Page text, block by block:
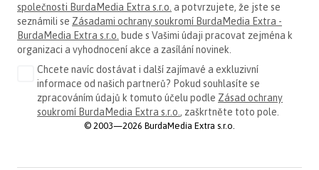
společnosti BurdaMedia Extra s.r.o. a potvrzujete, že jste se
seznámili se Zásadami ochrany soukromí BurdaMedia Extra -
BurdaMedia Extra s.r.o. bude s Vašimi údaji pracovat zejména k
organizaci a vyhodnocení akce a zasílání novinek.
Chcete navíc dostávat i další zajímavé a exkluzivní
informace od našich partnerů? Pokud souhlasíte se
zpracováním údajů k tomuto účelu podle Zásad ochrany
soukromí BurdaMedia Extra s.r.o. , zaškrtněte toto pole.
© 2003—2026 BurdaMedia Extra s.r.o.